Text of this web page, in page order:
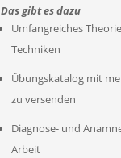
Das gibt es dazu
Umfangreiches
Techniken
Übungskatalog mit
zu versenden
Diagnose- und
Arbeit